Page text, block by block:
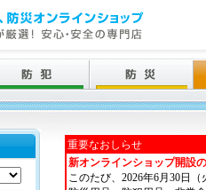
重要なおしらせ
新オンラインショップ開設
このたび、2026年6月30日